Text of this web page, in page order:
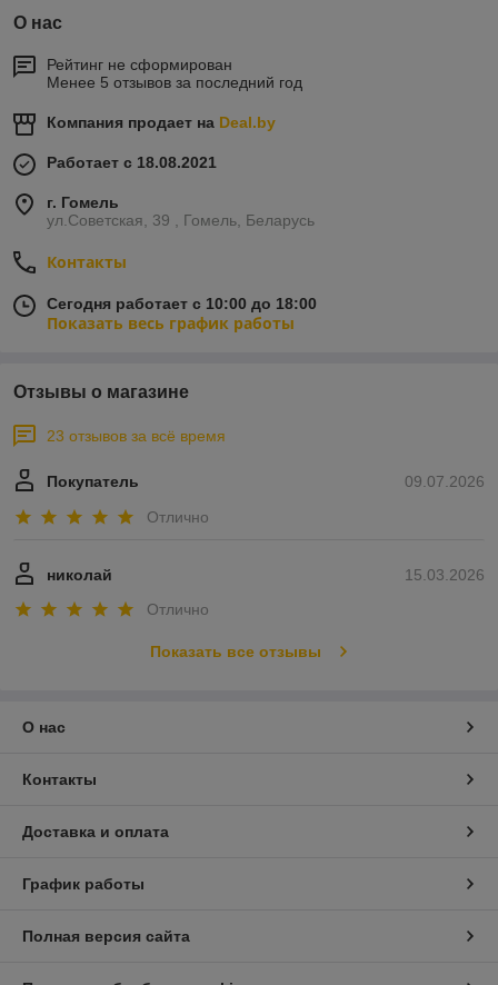
О нас
Рейтинг не сформирован
Менее 5 отзывов за последний год
Компания продает на Deal.by
Работает с 18.08.2021
г. Гомель
ул.Советская, 39 , Гомель, Беларусь
Контакты
Сегодня работает с 10:00 до 18:00
Показать весь график работы
Отзывы о магазине
23 отзывов за всё время
09.07.2026
Покупатель
Отлично
15.03.2026
николай
Отлично
Показать все отзывы
О нас
Контакты
Доставка и оплата
График работы
Полная версия сайта